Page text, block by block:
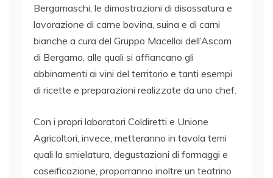
Bergamaschi, le dimostrazioni di disossatura e
lavorazione di carne bovina, suina e di carni
bianche a cura del Gruppo Macellai dell’Ascom
di Bergamo, alle quali si affiancano gli
abbinamenti ai vini del territorio e tanti esempi
di ricette e preparazioni realizzate da uno chef.
Con i propri laboratori Coldiretti e Unione
Agricoltori, invece, metteranno in tavola temi
quali la smielatura, degustazioni di formaggi e
caseificazione, proporranno inoltre un teatrino